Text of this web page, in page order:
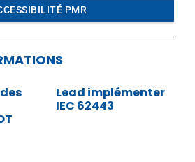
PMR
Lead implémenter
IEC 62443